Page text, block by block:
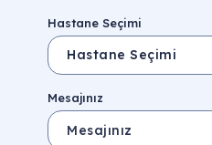
Hastane Seçimi
Mesajınız